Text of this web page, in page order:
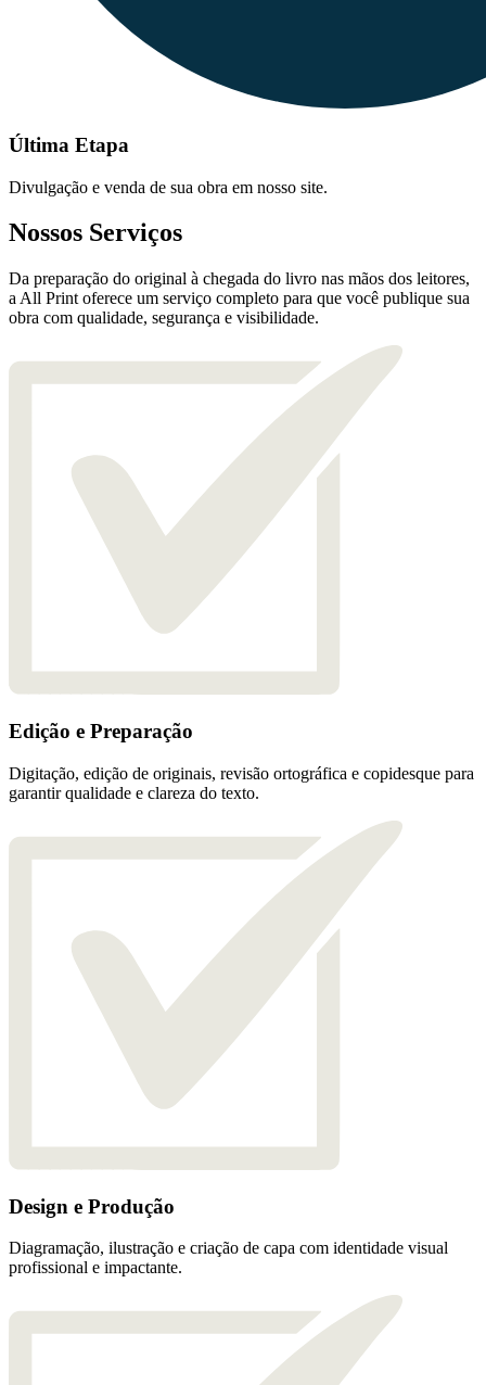
Última Etapa
Divulgação e venda de sua obra em nosso site.
Nossos Serviços
Da preparação do original à chegada do livro nas mãos dos leitores,
a All Print oferece um serviço completo para que você publique sua
obra com qualidade, segurança e visibilidade.
Edição e Preparação
Digitação, edição de originais, revisão ortográfica e copidesque para
garantir qualidade e clareza do texto.
Design e Produção
Diagramação, ilustração e criação de capa com identidade visual
profissional e impactante.